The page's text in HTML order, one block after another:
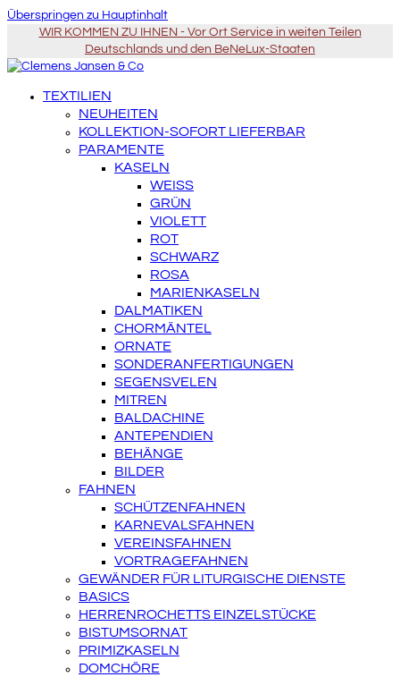
Überspringen zu Hauptinhalt
WIR KOMMEN ZU IHNEN - Vor Ort Service in weiten Teilen
Deutschlands und den BeNeLux-Staaten
TEXTILIEN
NEUHEITEN
KOLLEKTION-SOFORT LIEFERBAR
PARAMENTE
KASELN
WEISS
GRÜN
VIOLETT
ROT
SCHWARZ
ROSA
MARIENKASELN
DALMATIKEN
CHORMÄNTEL
ORNATE
SONDERANFERTIGUNGEN
SEGENSVELEN
MITREN
BALDACHINE
ANTEPENDIEN
BEHÄNGE
BILDER
FAHNEN
SCHÜTZENFAHNEN
KARNEVALSFAHNEN
VEREINSFAHNEN
VORTRAGEFAHNEN
GEWÄNDER FÜR LITURGISCHE DIENSTE
BASICS
HERRENROCHETTS EINZELSTÜCKE
BISTUMSORNAT
PRIMIZKASELN
DOMCHÖRE